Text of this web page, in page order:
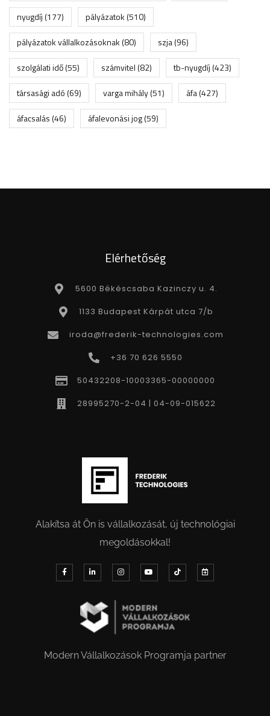
nyugdíj(177) pályázatok(510)
pályázatok vállalkozásoknak(80) szja(96)
szolgálati idő(55) számvitel(82) tb-nyugdíj(423)
társasági adó(69) varga mihály(51) áfa(427)
áfacsalás(46) áfalevonási jog(59)
Elérhetőség
5600 Békéscsaba Kazinczy u. 4.
1133 Budapest Kárpát utca 7/b
iroda@frederik-technologies.com
+36 70 626 5550
50432208-10003365-00000000
28995270-2-04 | 04-09-015622
Alakítsa át Ön is vállalkozását, új technológiai
megoldásokkal!
Modern Vállalkozások Programja partner